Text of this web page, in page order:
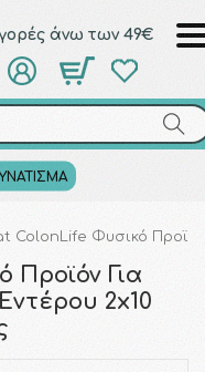
άνω των 49€
ColonLife Φυσικό
Προϊόν Για
2x10